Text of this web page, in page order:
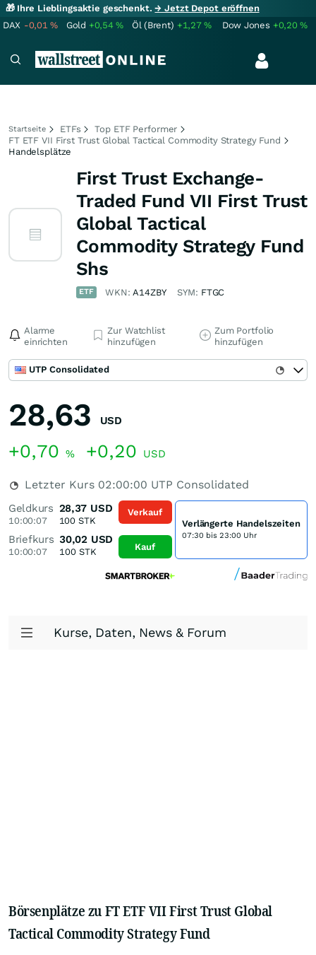
🎁 Ihre Lieblingsaktie geschenkt.→ Jetzt Depot eröffnen
DAX -0,01% Gold +0,54% Öl (Brent) +1,27% Dow Jones +0,20%
Startseite ETFs
Top ETF Performer
FT ETF VII First Trust Global Tactical Commodity Strategy Fund
Handelsplätze
First Trust Exchange-
Traded Fund VII First Trust
Global Tactical
Commodity Strategy Fund
Shs
ETF WKN:A14ZBY SYM: FTGC
Alarme
einrichten
Zur Watchlist
hinzufügen
Zum Portfolio
hinzufügen
UTP Consolidated
28,63 USD
+0,70 % +0,20 USD
Letzter Kurs 02:00:00 UTP Consolidated
Geldkurs
10:00:07
28,37 USD
100 STK
Briefkurs
10:00:07
30,02 USD
100STK
Verkauf
Kauf
Verlängerte Handelszeiten
07:30 bis 23:00 Uhr
Kurse, Daten, News & Forum
Börsenplätze zu FT ETF VII First Trust Global
Tactical Commodity Strategy Fund